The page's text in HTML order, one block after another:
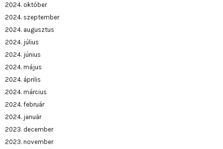
2024. október
2024. szeptember
2024. augusztus
2024. július
2024. június
2024. május
2024. április
2024. március
2024. február
2024. január
2023. december
2023. november